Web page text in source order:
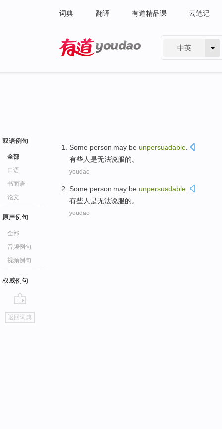
词典 翻译 有道精品课 云笔记
中英
双语例句
全部
口语
书面语
论文
原声例句
全部
音频例句
视频例句
权威例句
go
top
返回词典
Some person may be unpersuadable
有些人是无法说服的。
youdao
Some person may be unpersuadable
有些人是无法说服的。
youdao